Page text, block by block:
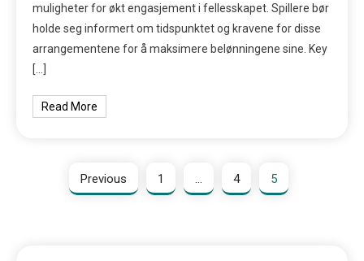
muligheter for økt engasjement i fellesskapet. Spillere bør
holde seg informert om tidspunktet og kravene for disse
arrangementene for å maksimere belønningene sine. Key
[…]
Read More
Previous 1 … 4 5